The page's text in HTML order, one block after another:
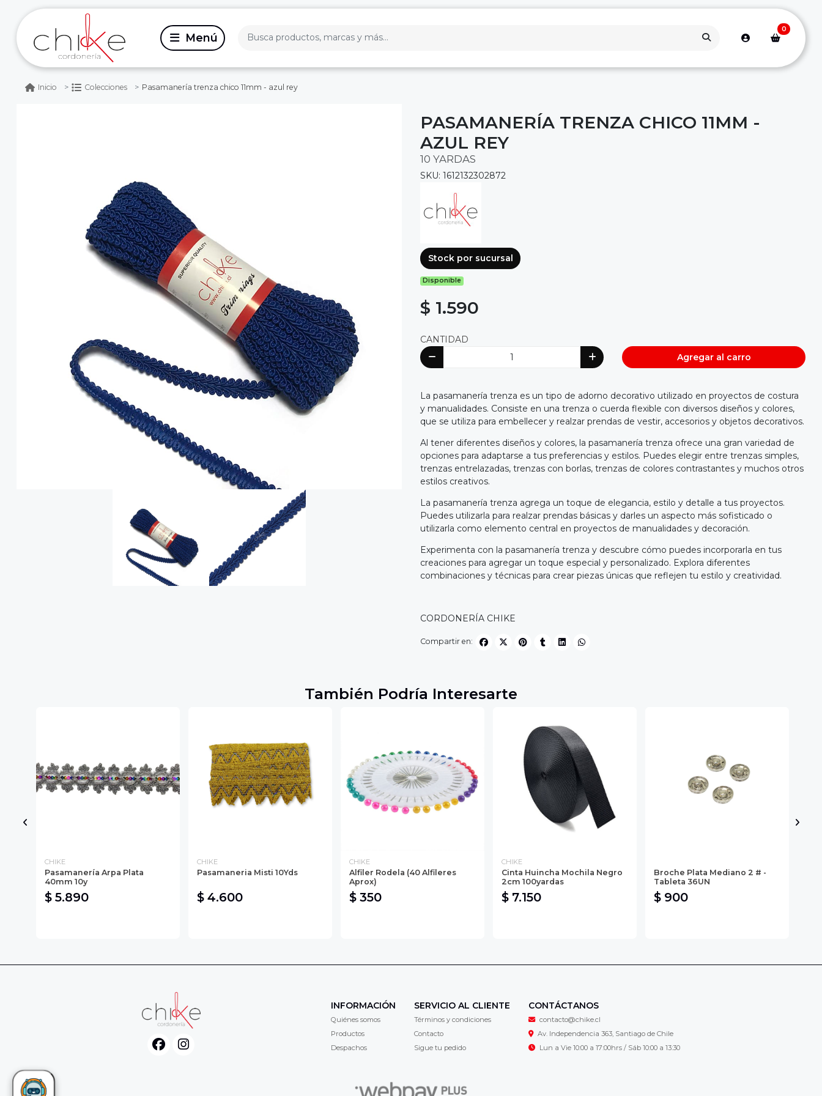
0
Inicio Colecciones Pasamanería trenza chico 11mm - azul rey
PASAMANERÍA TRENZA CHICO 11MM -
AZUL REY
10 YARDAS
SKU: 1612132302872
Stock por sucursal
Disponible
$ 1.590
CANTIDAD
Agregar al carro
La pasamanería trenza es un tipo de adorno decorativo utilizado en proyectos de costura
y manualidades. Consiste en una trenza o cuerda flexible con diversos diseños y colores,
que se utiliza para embellecer y realzar prendas de vestir, accesorios y objetos decorativos.
Al tener diferentes diseños y colores, la pasamanería trenza ofrece una gran variedad de
opciones para adaptarse a tus preferencias y estilos. Puedes elegir entre trenzas simples,
trenzas entrelazadas, trenzas con borlas, trenzas de colores contrastantes y muchos otros
estilos creativos.
La pasamanería trenza agrega un toque de elegancia, estilo y detalle a tus proyectos.
Puedes utilizarla para realzar prendas básicas y darles un aspecto más sofisticado o
utilizarla como elemento central en proyectos de manualidades y decoración.
Experimenta con la pasamanería trenza y descubre cómo puedes incorporarla en tus
creaciones para agregar un toque especial y personalizado. Explora diferentes
combinaciones y técnicas para crear piezas únicas que reflejen tu estilo y creatividad.
CORDONERÍA CHIKE
Compartir en:
También Podría Interesarte
CHIKE
Pasamanería Arpa Plata
40mm 10y
$ 5.890
CHIKE
Pasamaneria Misti 10Yds
$ 4.600
CHIKE
Alfiler Rodela (40 Alfileres
Aprox)
$ 350
CHIKE
Cinta Huincha Mochila Negro
2cm 100yardas
$ 7.150
Broche Plata Mediano 2 # -
Tableta 36UN
$ 900
INFORMACIÓN
Quiénes somos
Productos
Despachos
SERVICIO AL CLIENTE
Términos y condiciones
Contacto
Sigue tu pedido
CONTÁCTANOS
contacto@chike.cl
Av. Independencia 363, Santiago de Chile
Lun a Vie 10:00 a 17:00hrs / Sáb 10:00 a 13:30